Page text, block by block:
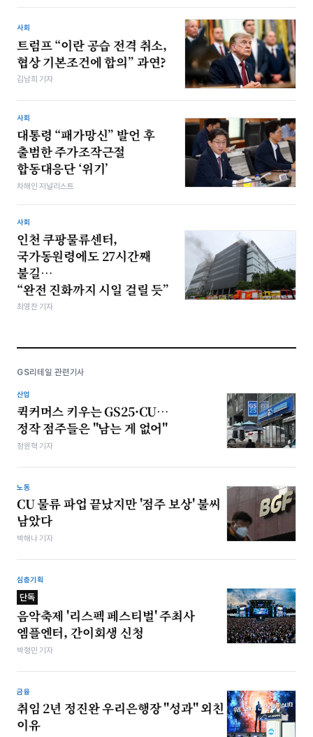
사회
트럼프 “이란 공습 전격 취소,
협상 기본조건에 합의” 과연?
김남희 기자
사회
대통령 “패가망신” 발언 후
출범한 주가조작근절
합동대응단 ‘위기’
차해인 저널리스트
사회
인천 쿠팡물류센터,
국가동원령에도 27시간째
불길…
“완전 진화까지 시일 걸릴 듯”
최영찬 기자
GS리테일 관련기사
산업
퀵커머스 키우는 GS25·CU…
정작 점주들은 "남는 게 없어"
정원혁 기자
노동
CU 물류 파업 끝났지만 '점주 보상' 불씨
남았다
박해나 기자
심층기획
단독
음악축제 '리스펙 페스티벌' 주최사
엠플엔터, 간이회생 신청
박형민 기자
금융
취임 2년 정진완 우리은행장 "성과" 외친
이유